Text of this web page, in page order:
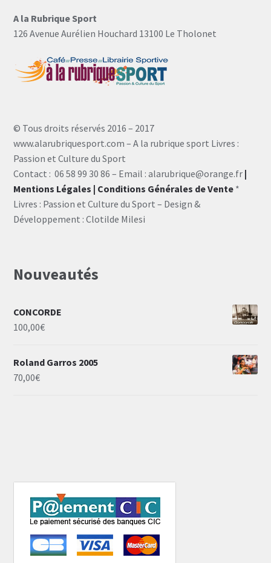
A la Rubrique Sport
126 Avenue Aurélien Houchard 13100 Le Tholonet
© Tous droits réservés 2016 – 2017
www.alarubriquesport.com – A la rubrique sport Livres :
Passion et Culture du Sport
Contact : 06 58 99 30 86 – Email : alarubrique@orange.fr |
Mentions Légales | Conditions Générales de Vente *
Livres : Passion et Culture du Sport – Design &
Développement : Clotilde Milesi
Nouveautés
CONCORDE
100,00€
Roland Garros 2005
70,00€